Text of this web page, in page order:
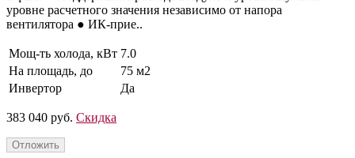
уровне расчетного значения независимо от напора
вентилятора ● ИК-прие..
Мощ-ть холода, кВт 7.0
На площадь, до
75 м2
Инвертор
Да
383 040 руб. Скидка
Отложить